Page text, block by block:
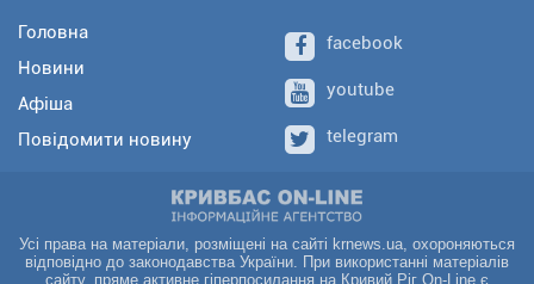
Головна
Новини
Афіша
Повідомити новину
facebook
youtube
telegram
Усі права на матеріали, розміщені на сайті krnews.ua, охороняються
відповідно до законодавства України. При використанні матеріалів
сайту, пряме активне гіперпосилання на Кривий Ріг On-Line є